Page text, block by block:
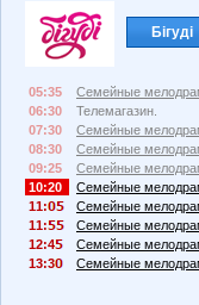
Бігуді
05:35
Семейные
06:30
Телемагазин.
07:30
Семейные
08:30
Семейные
09:25
Семейные
10:20
Семейные
11:
Семейные
11:
Семейные
12:4
Семейные
13:3
Семейные